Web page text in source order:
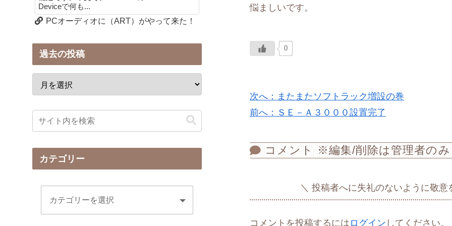
悩ましいです。
0
次へ：またまたソフトラック増設の巻
前へ：ＳＥ－Ａ３０００設置完了
コメント ※編集/削除は管理者のみ
投稿者へに失礼のないように敬意
コメントを投稿するには ログイン してください。
Deviceで何も...
PCオーディオに（ART）がやって来た！
過去の投稿
カテゴリー